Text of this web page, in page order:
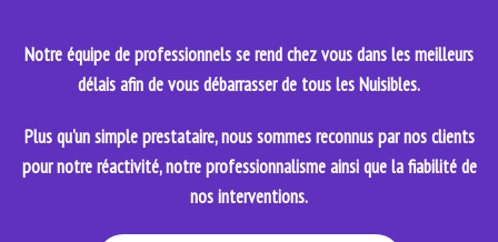
Notre équipe de professionnels se rend chez vous dans les meilleurs
délais afin de vous débarrasser de tous les Nuisibles.
Plus qu'un simple prestataire, nous sommes reconnus par nos clients
pour notre réactivité, notre professionnalisme ainsi que la fiabilité de
nos interventions.